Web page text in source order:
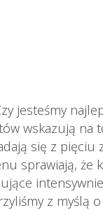
jesteśmy
wskazują na
się z
sprawiają, że
z myślą